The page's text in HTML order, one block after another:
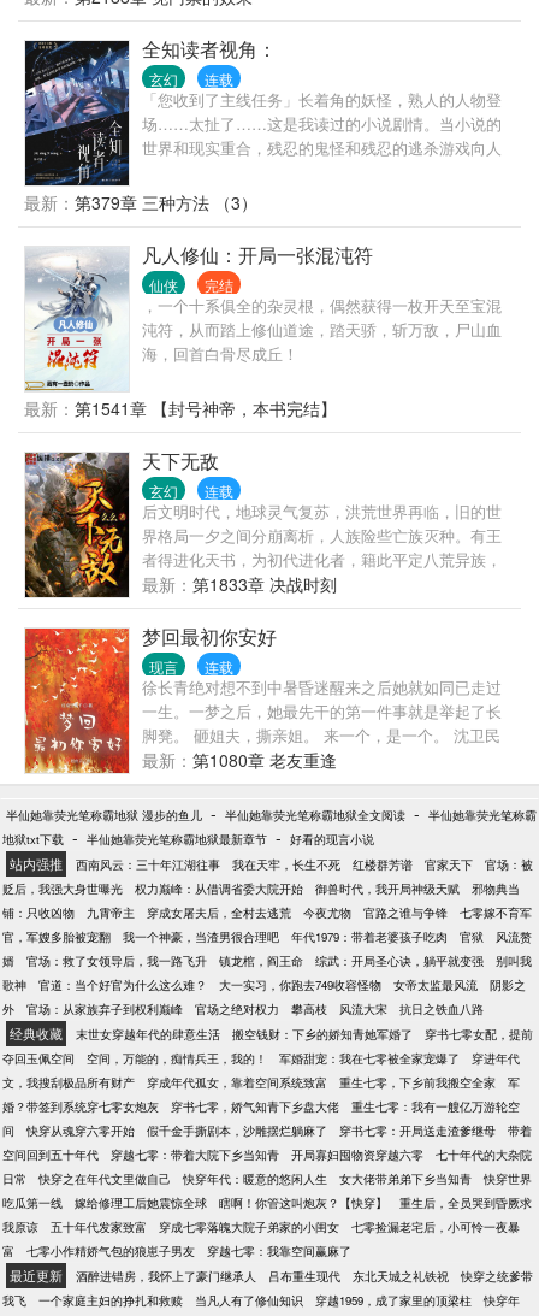
途高歌，做到了封疆大吏，实现了他仕途之初许下
的“当官不为民做主，不如回家卖红薯”的初心誓言。
全知读者视角：
玄幻 连载
「您收到了主线任务」长着角的妖怪，熟人的人物登
场……太扯了……这是我读过的小说剧情。当小说的
世界和现实重合，残忍的鬼怪和残忍的逃杀游戏向人
是知晓新世界结局的唯一读者。如果我的人生和现在
不同 那会是什么样的呢？
最新： 第379章 三种方法 （3）
凡人修仙：开局一张混沌符
仙侠 完结
，一个十系俱全的杂灵根，偶然获得一枚开天至宝混
沌符，从而踏上修仙道途，踏天骄，斩万敌，尸山血
海，回首白骨尽成丘！
最新： 第1541章 【封号神帝，本书完结】
天下无敌
玄幻 连载
后文明时代，地球灵气复苏，洪荒世界再临，旧的世
界格局一夕之间分崩离析，人族险些亡族灭种。有王
者得进化天书，为初代进化者，籍此平定八荒异族，
令得人族在这地球上占据了一寸之地，一个全新的纪
元揭开神秘的一角。“同阶无敌算个球啊？老子天下无
敌。”叶昊死命忽悠。
最新： 第1833章 决战时刻
梦回最初你安好
现言 连载
徐长青绝对想不到中暑昏迷醒来之后她就如同已走过
一生。一梦之后，她最先干的第一件事就是举起了长
脚凳。 砸姐夫，撕亲姐。 来一个，是一个。 沈卫民
心里一直珍藏着一个人。一生无悔无怨默默守护着
她，等快她一步离世时方悟她对他并不是无意。 一朝
醒来，欣喜若狂的他发誓此生此世再也不当那个傻
瓜，可等听她与前世不同之举？ 这是重生了，还是被
穿越了……
最新： 第1080章 老友重逢
半仙她靠荧光笔称霸地狱 漫步的鱼儿 - 半仙她靠荧光笔称霸地狱全文阅读 - 半仙她靠荧光笔称霸
地狱txt下载 - 半仙她靠荧光笔称霸地狱最新章节 - 好看的现言小说
站内强推 西南风云：三十年江湖往事 我在天牢，长生不死 红楼群芳谱 官家天下
官场：被
贬后，我强大身世曝光
权力巅峰：从借调省委大院开始 御兽时代，我开局神级天赋
邪物典当
铺：只收凶物
九霄帝主 穿成女屠夫后，全村去逃荒 今夜尤物 官路之谁与争锋
七零嫁不育军
官，军嫂多胎被宠翻
我一个神豪，当渣男很合理吧 年代1979：带着老婆孩子吃肉 官狱
风流赘
婿
官场：救了女领导后，我一路飞升 镇龙棺，阎王命 综武：开局圣心诀，躺平就变强
别叫我
歌神
官道：当个好官为什么这么难？ 大一实习，你跑去749收容怪物 女帝太监最风流
阴影之
外
官场：从家族弃子到权利巅峰 官场之绝对权力 攀高枝 风流大宋 抗日之铁血八路
经典收藏 末世女穿越年代的肆意生活 搬空钱财：下乡的娇知青她军婚了
穿书七零女配，提前
夺回玉佩空间
空间，万能的，痴情兵王，我的！ 军婚甜宠：我在七零被全家宠爆了
穿进年代
文，我搜刮极品所有财产
穿成年代孤女，靠着空间系统致富 重生七零，下乡前我搬空全家
军
婚？带签到系统穿七零女炮灰
穿书七零，娇气知青下乡盘大佬
重生七零：我有一艘亿万游轮空
间
快穿从魂穿六零开始 假千金手撕剧本，沙雕摆烂躺麻了 穿书七零：开局送走渣爹继母
带着
空间回到五十年代
穿越七零：带着大院下乡当知青 开局寡妇囤物资穿越六零
七十年代的大杂院
日常
快穿之在年代文里做自己 快穿年代：暖意的悠闲人生 女大佬带弟弟下乡当知青
快穿世界
吃瓜第一线
嫁给修理工后她震惊全球 瞎啊！你管这叫炮灰？【快穿】
重生后，全员哭到昏厥求
我原谅
五十年代发家致富 穿成七零落魄大院子弟家的小闺女
七零捡漏老宅后，小可怜一夜暴
富
七零小作精娇气包的狼崽子男友 穿越七零：我靠空间赢麻了
最近更新 酒醉进错房，我怀上了豪门继承人 吕布重生现代 东北天城之礼铁祝
快穿之统爹带
我飞
一个家庭主妇的挣扎和救赎 当凡人有了修仙知识 穿越1959，成了家里的顶梁柱 快穿年